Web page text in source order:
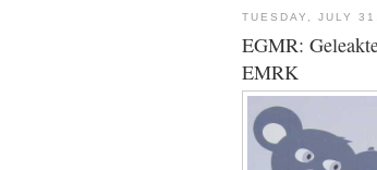
TUESDAY, JULY
EGMR:
EMRK